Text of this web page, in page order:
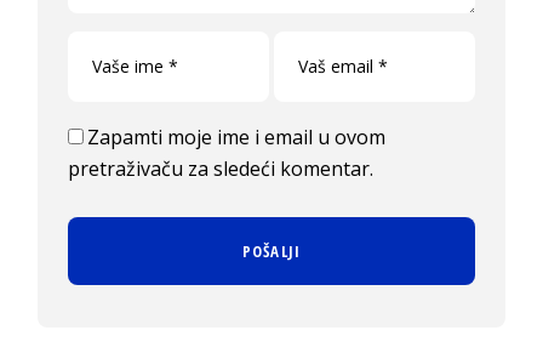
Zapamti moje ime i email u ovom
pretraživaču za sledeći komentar.